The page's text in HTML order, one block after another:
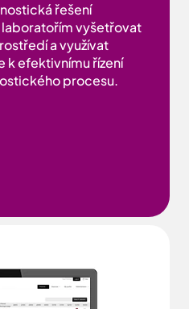
řešení
vyšetřovat
a využívat
k efektivnímu řízení
procesu.